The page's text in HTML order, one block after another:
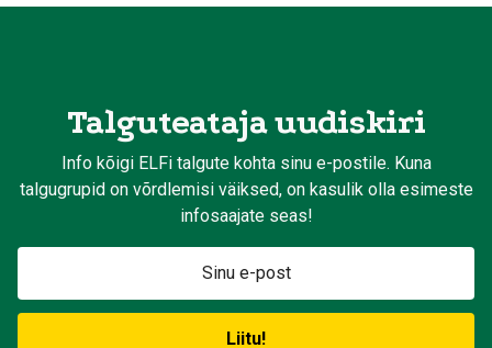
Talguteataja uudiskiri
Info kõigi ELFi talgute kohta sinu e-postile. Kuna
talgugrupid on võrdlemisi väiksed, on kasulik olla esimeste
infosaajate seas!